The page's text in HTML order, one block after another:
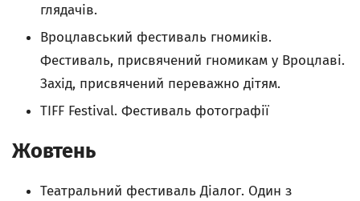
глядачів.
Вроцлавський фестиваль гномикiв.
Фестиваль, присвячений гномикам у Вроцлаві.
Захід, присвячений переважно дітям.
TIFF Festival. Фестиваль фотографії
Жовтень
Театральний фестиваль Діалог. Один з